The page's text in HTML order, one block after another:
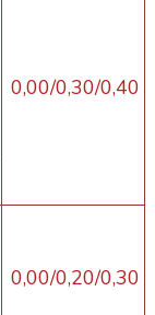
0,00/0,30/0,40
0,00/0,20/0,30